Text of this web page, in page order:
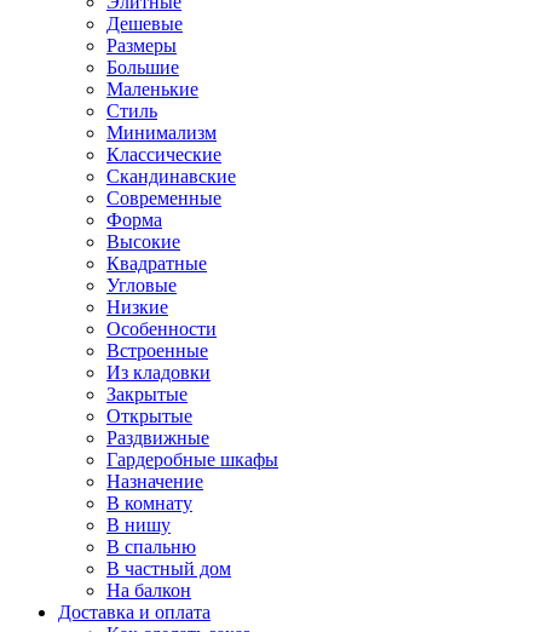
Дешевые
Размеры
Большие
Маленькие
Стиль
Минимализм
Классические
Скандинавские
Современные
Форма
Высокие
Квадратные
Угловые
Низкие
Особенности
Встроенные
Из кладовки
Закрытые
Открытые
Раздвижные
Гардеробные шкафы
Назначение
В комнату
В нишу
В спальню
В частный дом
На балкон
Доставка и оплата